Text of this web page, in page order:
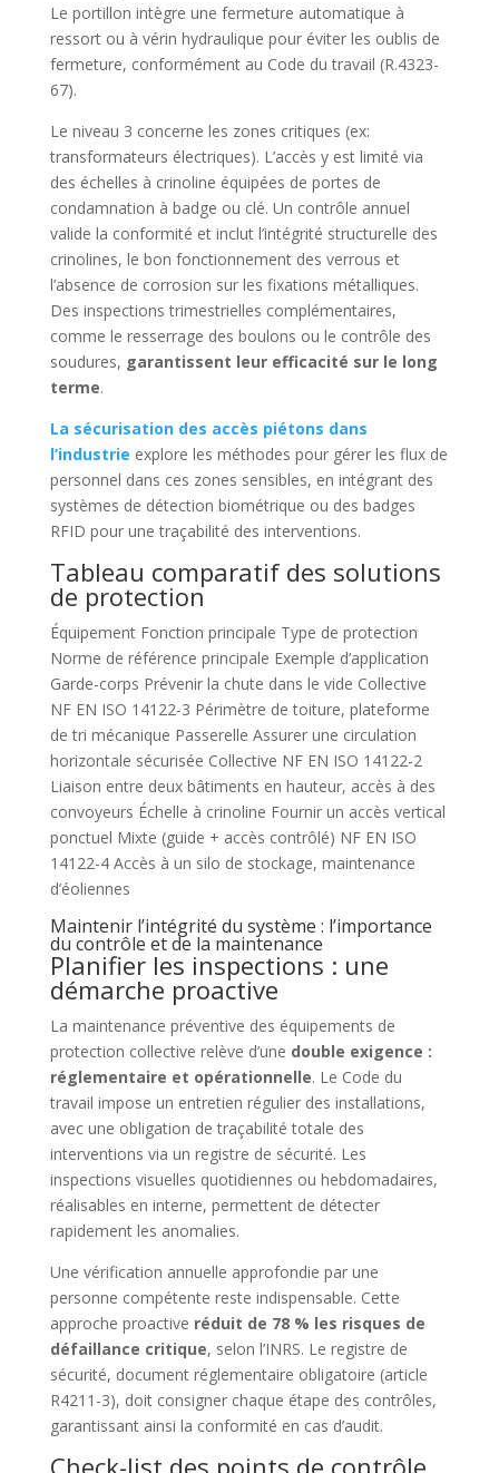
Le portillon intègre une fermeture automatique à
ressort ou à vérin hydraulique pour éviter les oublis de
fermeture, conformément au Code du travail (R.4323-
67).
Le niveau 3 concerne les zones critiques (ex:
transformateurs électriques). L’accès y est limité via
des échelles à crinoline équipées de portes de
condamnation à badge ou clé. Un contrôle annuel
valide la conformité et inclut l’intégrité structurelle des
crinolines, le bon fonctionnement des verrous et
l’absence de corrosion sur les fixations métalliques.
Des inspections trimestrielles complémentaires,
comme le resserrage des boulons ou le contrôle des
soudures, garantissent leur efficacité sur le long
terme.
La sécurisation des accès piétons dans
l’industrie explore les méthodes pour gérer les flux de
personnel dans ces zones sensibles, en intégrant des
systèmes de détection biométrique ou des badges
RFID pour une traçabilité des interventions.
Tableau comparatif des solutions
de protection
Équipement Fonction principale Type de protection
Norme de référence principale Exemple d’application
Garde-corps Prévenir la chute dans le vide Collective
NF EN ISO 14122-3 Périmètre de toiture, plateforme
de tri mécanique Passerelle Assurer une circulation
horizontale sécurisée Collective NF EN ISO 14122-2
Liaison entre deux bâtiments en hauteur, accès à des
convoyeurs Échelle à crinoline Fournir un accès vertical
ponctuel Mixte (guide + accès contrôlé) NF EN ISO
14122-4 Accès à un silo de stockage, maintenance
d’éoliennes
Maintenir l’intégrité du système : l’importance
du contrôle et de la maintenance
Planifier les inspections : une
démarche proactive
La maintenance préventive des équipements de
protection collective relève d’une double exigence :
réglementaire et opérationnelle. Le Code du
travail impose un entretien régulier des installations,
avec une obligation de traçabilité totale des
interventions via un registre de sécurité. Les
inspections visuelles quotidiennes ou hebdomadaires,
réalisables en interne, permettent de détecter
rapidement les anomalies.
Une vérification annuelle approfondie par une
personne compétente reste indispensable. Cette
approche proactive réduit de 78 % les risques de
défaillance critique, selon l’INRS. Le registre de
sécurité, document réglementaire obligatoire (article
R4211-3), doit consigner chaque étape des contrôles,
garantissant ainsi la conformité en cas d’audit.
Check-list des points de contrôle